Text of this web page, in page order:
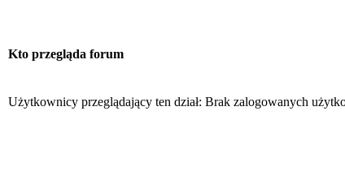
Kto przegląda forum
Użytkownicy przeglądający ten dział: Brak zalogowanych